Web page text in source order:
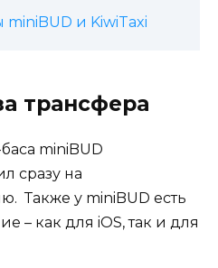
и KiwiTaxi
трансфера
miniBUD
сразу на
Также у miniBUD есть
– как для iOS, так и для